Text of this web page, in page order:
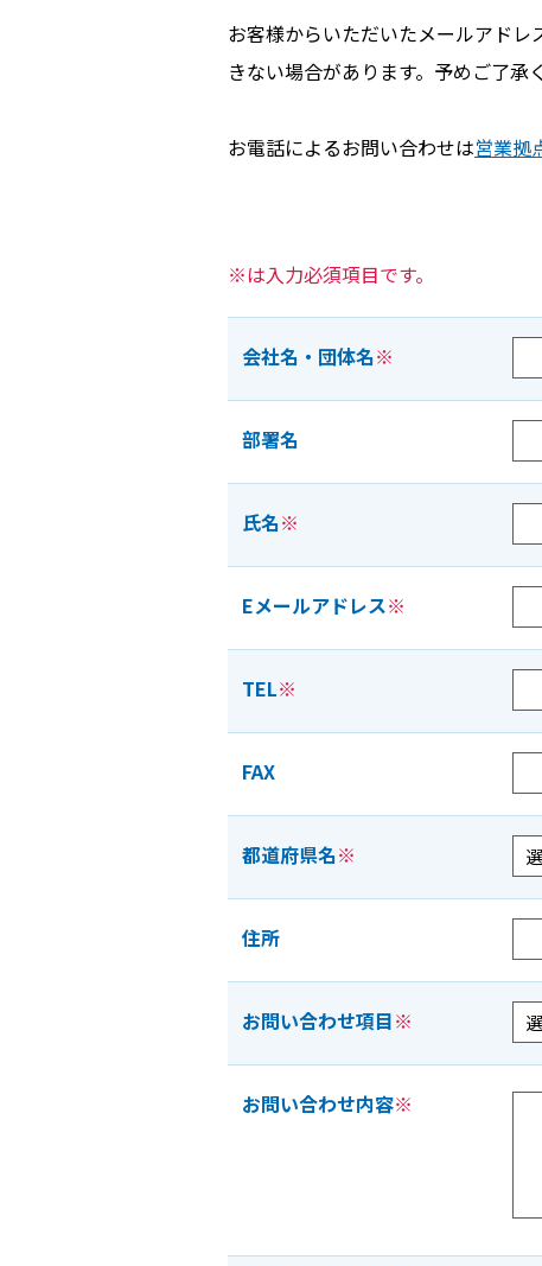
お客様からいただいたメールアド
きない場合があります。予めご了承
お電話によるお問い合わせは営業拠
※は入力必須項目です。
会社名・団体名※
部署名
氏名※
Eメールアドレス※
TEL※
FAX
都道府県名※
住所
お問い合わせ項目※
お問い合わせ内容※